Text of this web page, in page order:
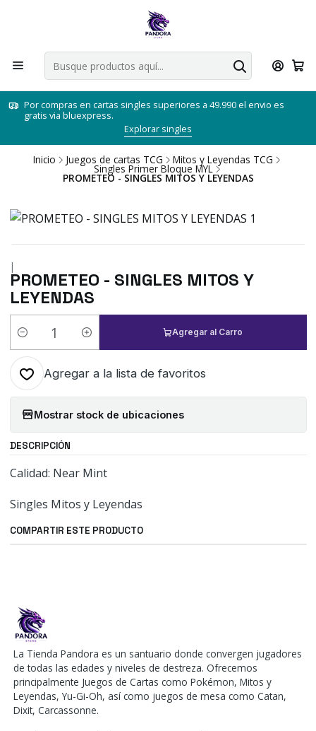
Por compras en cartas singles superiores a 49.990 el envio es
gratis via bluexpress.
Explorar singles
Inicio Juegos de cartas TCG Mitos y Leyendas TCG
Singles Primer Bloque MYL
PROMETEO - SINGLES MITOS Y LEYENDAS
|
PROMETEO - SINGLES MITOS Y
LEYENDAS
Cantidad
Agregar al Carro
Agregar a la lista de favoritos
Mostrar stock de ubicaciones
DESCRIPCIÓN
Calidad: Near Mint
Singles Mitos y Leyendas
COMPARTIR ESTE PRODUCTO
La Tienda Pandora es un santuario donde convergen jugadores
de todas las edades y niveles de destreza. Ofrecemos
principalmente Juegos de Cartas como Pokémon, Mitos y
Leyendas, Yu-Gi-Oh, así como juegos de mesa como Catan,
Dixit, Carcassonne.